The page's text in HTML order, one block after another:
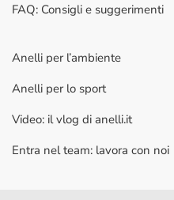
FAQ: Consigli e suggerimenti
Anelli per l’ambiente
Anelli per lo sport
Video: il vlog di anelli.it
Entra nel team: lavora con noi